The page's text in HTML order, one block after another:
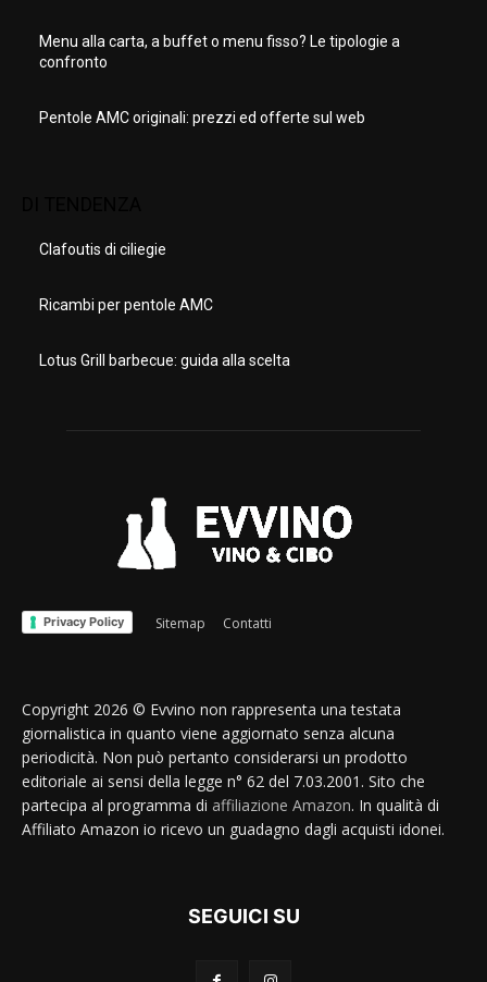
Menu alla carta, a buffet o menu fisso? Le tipologie a
confronto
Pentole AMC originali: prezzi ed offerte sul web
Clafoutis di ciliegie
Ricambi per pentole AMC
Lotus Grill barbecue: guida alla scelta
Privacy Policy Sitemap Contatti
Copyright 2026 © Evvino non rappresenta una testata
giornalistica in quanto viene aggiornato senza alcuna
periodicità. Non può pertanto considerarsi un prodotto
editoriale ai sensi della legge n° 62 del 7.03.2001. Sito che
partecipa al programma di affiliazione Amazon. In qualità di
Affiliato Amazon io ricevo un guadagno dagli acquisti idonei.
SEGUICI SU